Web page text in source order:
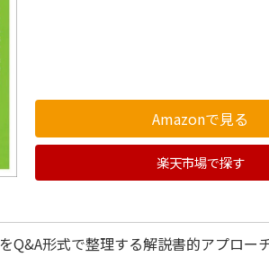
Amazonで見る
楽天市場で探す
Q&A形式で整理する解説書的アプロー